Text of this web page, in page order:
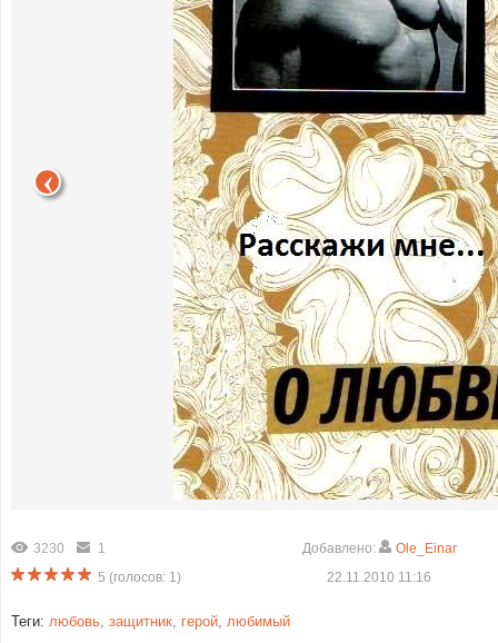
3230
1
5 (голосов: 1)
Добавлено:
Ole_Einar
22.11.2010 11:16
Теги: любовь, защитник, герой, любимый